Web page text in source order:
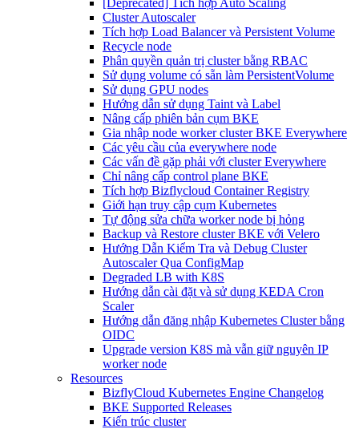
[Deprecated] Tích hợp Auto Scaling
Cluster Autoscaler
Tích hợp Load Balancer và Persistent Volume
Recycle node
Phân quyền quản trị cluster bằng RBAC
Sử dụng volume có sẵn làm PersistentVolume
Sử dụng GPU nodes
Hướng dẫn sử dụng Taint và Label
Nâng cấp phiên bản cụm BKE
Gia nhập node worker cluster BKE Everywhere
Các yêu cầu của everywhere node
Các vấn đề gặp phải với cluster Everywhere
Chỉ nâng cấp control plane BKE
Tích hợp Bizflycloud Container Registry
Giới hạn truy cập cụm Kubernetes
Tự động sửa chữa worker node bị hỏng
Backup và Restore cluster BKE với Velero
Hướng Dẫn Kiểm Tra và Debug Cluster
Autoscaler Qua ConfigMap
Degraded LB with K8S
Hướng dẫn cài đặt và sử dụng KEDA Cron
Scaler
Hướng dẫn đăng nhập Kubernetes Cluster bằng
OIDC
Upgrade version K8S mà vẫn giữ nguyên IP
worker node
Resources
BizflyCloud Kubernetes Engine Changelog
BKE Supported Releases
Kiến trúc cluster